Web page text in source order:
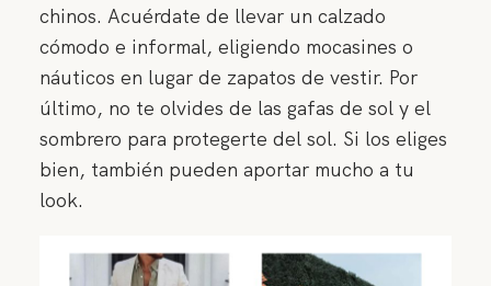
chinos. Acuérdate de llevar un calzado
cómodo e informal, eligiendo mocasines o
náuticos en lugar de zapatos de vestir. Por
último, no te olvides de las gafas de sol y el
sombrero para protegerte del sol. Si los eliges
bien, también pueden aportar mucho a tu
look.